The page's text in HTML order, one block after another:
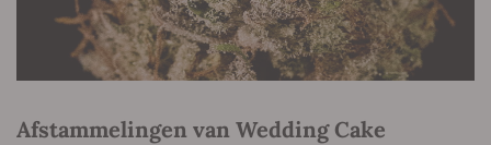
Afstammelingen van Wedding Cake